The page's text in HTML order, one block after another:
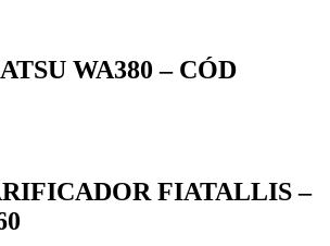
WA380 – CÓD
FIATALLIS –